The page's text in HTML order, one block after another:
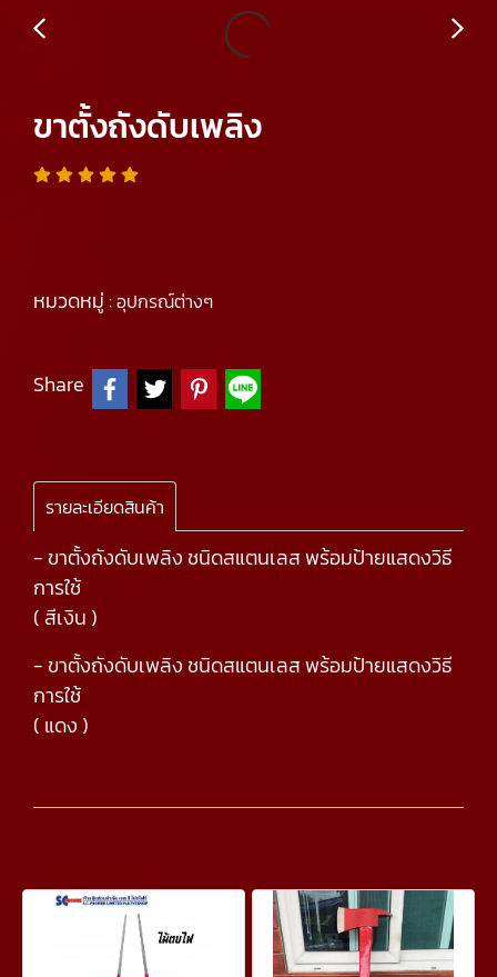
ขาตั้งถังดับเพลิง
หมวดหมู่ :อุปกรณ์ต่างๆ
Share
รายละเอียดสินค้า
- ขาตั้งถังดับเพลิง ชนิดสแตนเลส พร้อมป้ายแสดงวิธี
การใช้
( สีเงิน )
- ขาตั้งถังดับเพลิง ชนิดสแตนเลส พร้อมป้ายแสดงวิธี
การใช้
( แดง )